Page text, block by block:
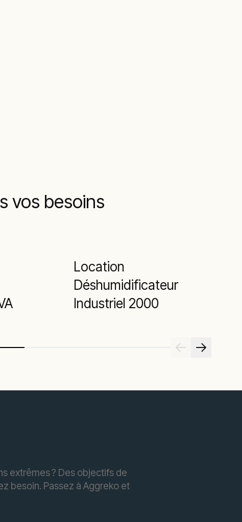
vos besoins
Location
Déshumidificateur
Industriel 2000
extrêmes ? Des objectifs de
besoin. Passez à Aggreko et